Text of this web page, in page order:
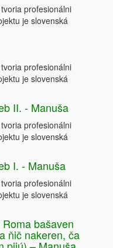
profesionálni
je slovenská
profesionálni
je slovenská
II. - Manuša
profesionálni
je slovenská
I. - Manuša
profesionálni
je slovenská
bašaven
ňič nakeren, ča